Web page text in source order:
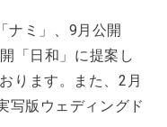
ナミ」、9月公開
「日和」に提案し
ります。また、2月
写版ウェディングド